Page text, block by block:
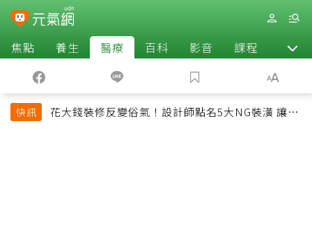
焦點 養生 醫療 百科 影音 課程 退休
快訊
花大錢裝修反變俗氣！設計師點名5大NG裝潢 讓客